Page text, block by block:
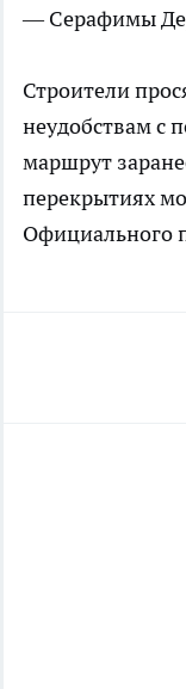
— Серафимы
Строители
неудобствам с
маршрут
перекрытиях
Официального